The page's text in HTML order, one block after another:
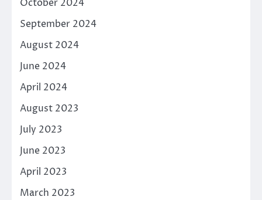
October 2024
September 2024
August 2024
June 2024
April 2024
August 2023
July 2023
June 2023
April 2023
March 2023